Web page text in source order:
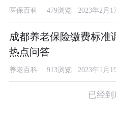
医保百科 479浏览 2023年2月
成都养老保险缴费标准
热点问答
养老百科 913浏览 2023年1月
已经到